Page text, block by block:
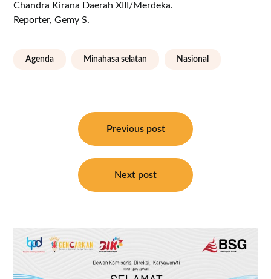
Chandra Kirana Daerah XIII/Merdeka.
Reporter, Gemy S.
Agenda Minahasa selatan Nasional
Previous post
Next post